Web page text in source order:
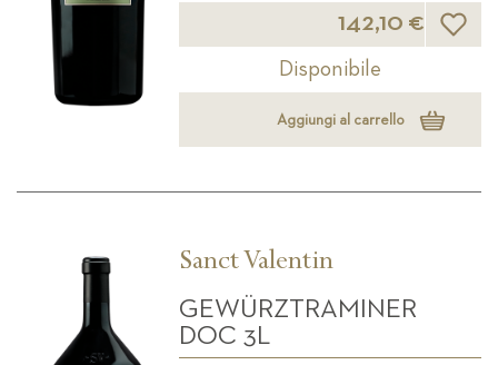
142,10 € Lista
Disponibile
Aggiungi al carrello
Sanct Valentin
GEWÜRZTRAMINER
DOC 3L